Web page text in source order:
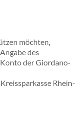
möchten,
des
der Giordano-
Rhein-